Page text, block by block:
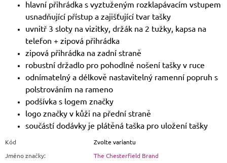
hlavní přihrádka s vyztuženým rozklapávacím vstupem
usnadňující přístup a zajišťující tvar tašky
uvnitř 3 sloty na vizitky, držák na 2 tužky, kapsa na
telefon + zipová přihrádka
zipová přihrádka na zadní straně
robustní držadlo pro pohodlné nošení tašky v ruce
odnímatelný a délkově nastavitelný ramenní popruh s
polstrováním na rameno
podšívka s logem značky
logo značky v kůži na přední straně
součástí dodávky je plátěná taška pro uložení tašky
Kód
Zvolte variantu
Jméno značky:
The Chesterfield Brand